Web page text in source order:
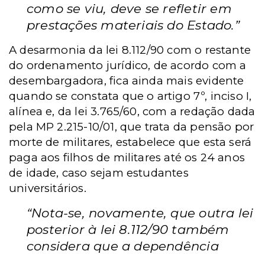
como se viu, deve se refletir em
prestações materiais do Estado.”
A desarmonia da lei 8.112/90 com o restante
do ordenamento jurídico, de acordo com a
desembargadora, fica ainda mais evidente
quando se constata que o artigo 7º, inciso I,
alínea e, da lei 3.765/60, com a redação dada
pela MP 2.215-10/01, que trata da pensão por
morte de militares, estabelece que esta será
paga aos filhos de militares até os 24 anos
de idade, caso sejam estudantes
universitários.
“Nota-se, novamente, que outra lei
posterior à lei 8.112/90 também
considera que a dependência